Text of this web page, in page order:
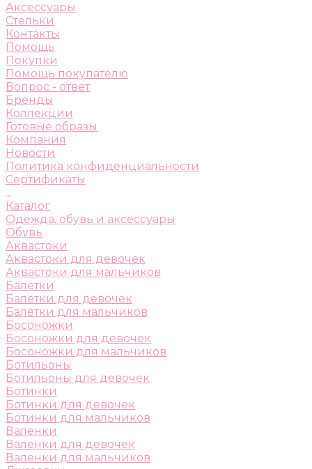
Аксессуары
Стельки
Контакты
Помощь
Покупки
Помощь покупателю
Вопрос - ответ
Бренды
Коллекции
Готовые образы
Компания
Новости
Политика конфиденциальности
Сертификаты
...
Каталог
Одежда, обувь и аксессуары
Обувь
Аквастоки
Аквастоки для девочек
Аквастоки для мальчиков
Балетки
Балетки для девочек
Балетки для мальчиков
Босоножки
Босоножки для девочек
Босоножки для мальчиков
Ботильоны
Ботильоны для девочек
Ботинки
Ботинки для девочек
Ботинки для мальчиков
Валенки
Валенки для девочек
Валенки для мальчиков